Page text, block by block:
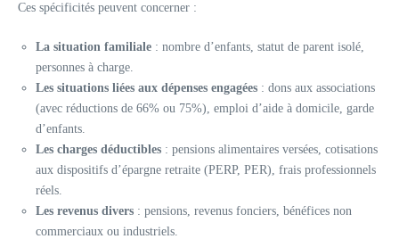
Ces spécificités peuvent concerner :
La situation familiale : nombre d’enfants, statut de parent isolé,
personnes à charge.
Les situations liées aux dépenses engagées : dons aux associations
(avec réductions de 66% ou 75%), emploi d’aide à domicile, garde
d’enfants.
Les charges déductibles : pensions alimentaires versées, cotisations
aux dispositifs d’épargne retraite (PERP, PER), frais professionnels
réels.
Les revenus divers : pensions, revenus fonciers, bénéfices non
commerciaux ou industriels.